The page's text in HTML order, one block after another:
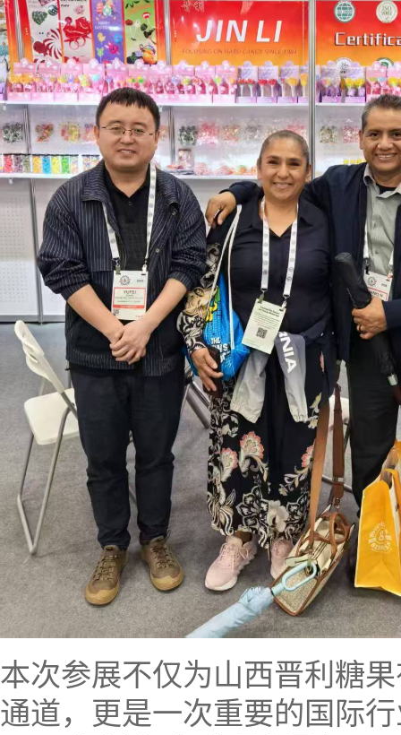
本次参展不仅为山西晋利糖
通道，更是一次重要的国际